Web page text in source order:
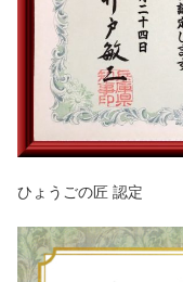
ひょうごの匠 認定